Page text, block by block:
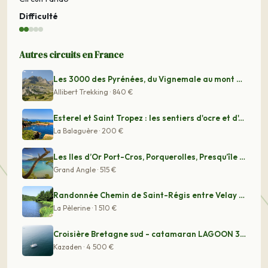
Difficulté
Autres circuits en France
Les 3000 des Pyrénées, du Vignemale au mont Perdu
Allibert Trekking · 840 €
Esterel et Saint Tropez : les sentiers d'ocre et d'Azur
La Balaguère · 200 €
Les Iles d’Or Port-Cros, Porquerolles, Presqu’île de Gi
Grand Angle · 515 €
Randonnée Chemin de Saint-Régis entre Velay et Vivarais
La Pèlerine · 1 510 €
Croisière Bretagne sud - catamaran LAGOON 380
Kazaden · 4 500 €